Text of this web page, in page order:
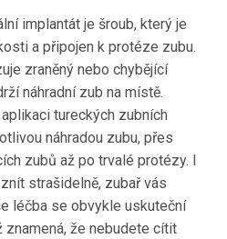
implantát je šroub, který je
a připojen k protéze zubu.
zraněný nebo chybějící
náhradní zub na místě.
tureckých zubních
náhradou zubu, přes
zubů až po trvalé protézy. I
strašidelně, zubař vás
léčba se obvykle uskuteční
že nebudete cítit